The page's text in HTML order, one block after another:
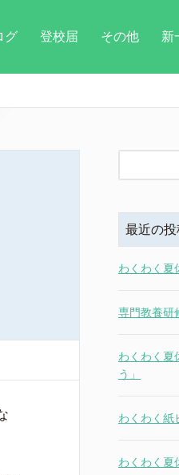
グ 登校届 その他 新
最近の投
わくわく夏
専門教養研
わくわく夏
う」
わくわく紙
わくわく夏